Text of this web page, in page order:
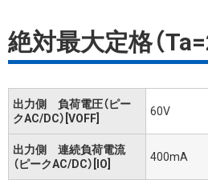
絶対最大定格（
出力側 負荷電圧（ピー
クAC/DC）[VOFF]
60V
出力側 連続負荷電流
（ピークAC/DC）[IO]
400mA